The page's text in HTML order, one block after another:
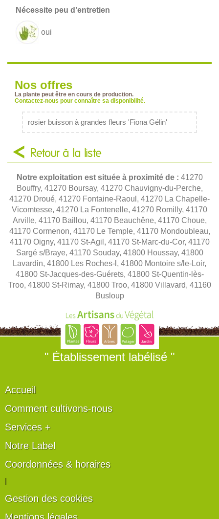
oui
Nos offres
La plante peut être en cours de production.
Contactez-nous pour connaître sa disponibilité.
rosier buisson à grandes fleurs 'Fiona Gélin'
Retour à la liste
Notre exploitation est située à proximité de : 41270
Bouffry, 41270 Boursay, 41270 Chauvigny-du-Perche,
41270 Droué, 41270 Fontaine-Raoul, 41270 La Chapelle-
Vicomtesse, 41270 La Fontenelle, 41270 Romilly, 41170
Arville, 41170 Baillou, 41170 Beauchêne, 41170 Choue,
41170 Cormenon, 41170 Le Temple, 41170 Mondoubleau,
41170 Oigny, 41170 St-Agil, 41170 St-Marc-du-Cor, 41170
Sargé s/Braye, 41170 Souday, 41800 Houssay, 41800
Lavardin, 41800 Les Roches-l, 41800 Montoire s/le-Loir,
41800 St-Jacques-des-Guérets, 41800 St-Quentin-lès-
Troo, 41800 St-Rimay, 41800 Troo, 41800 Villavard, 41160
Busloup
" Établissement labélisé "
Accueil
Comment cultivons-nous
Services +
Notre Label
Coordonnées & horaires
Gestion des cookies